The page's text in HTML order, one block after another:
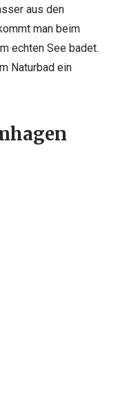
aus den
man beim
echten See badet.
Naturbad ein